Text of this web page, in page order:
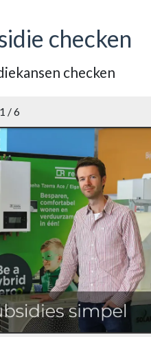
checken
checken
/ 6